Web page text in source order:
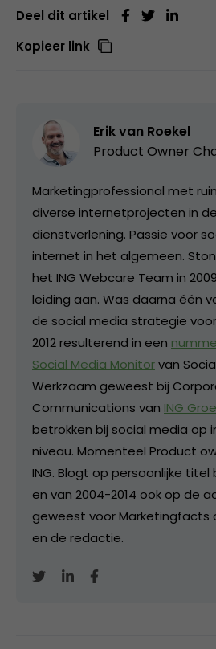
Deel dit artikel
Kopieer link
Erik van Roekel
Product Owner
Marketingprofessional met
diverse internetprojecten in
dienstverlening. Passie voor
internet in het algemeen.
het ING Webcare Team in
leiding aan. Was daarna één
de social media strategie voor
2012 resulterend in een
Social Media Monitorvan
Werkzaam geweest bij
Communications van ING
betrokken bij social media op
niveau. Momenteel Product
ING. Blogt op persoonlijke
en van 2004-2014 ook op de
geweest voor Marketingfacts
en de redactie.